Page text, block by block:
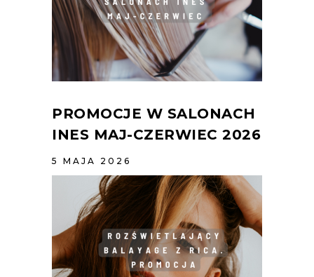
PROMOCJE W SALONACH
INES MAJ-CZERWIEC 2026
5 MAJA 2026